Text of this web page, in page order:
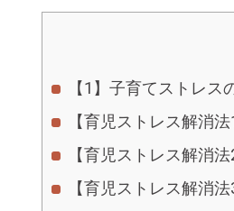
【1】子育てストレス
【育児ストレス解消
【育児ストレス解消
【育児ストレス解消